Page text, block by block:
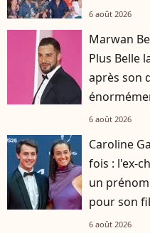
6 août 2026
Marwan
Plus Belle
après son
6 août 2026
Caroline
fois : l'ex-
un
pour son
6 août 2026